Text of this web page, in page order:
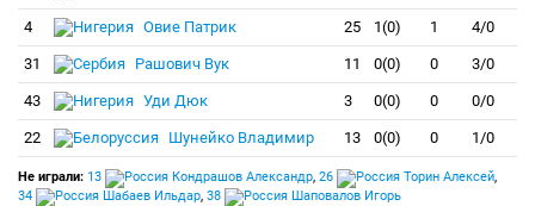
4 Овие Патрик 25 1(0) 1 4/0
31 Рашович Вук 11 0(0) 0 3/0
43 Уди Дюк 3 0(0) 0 0/0
22 Шунейко Владимир 13 0(0) 0 1/0
Не играли: 13 Кондрашов Александр, 26 Торин Алексей,
34
Шабаев Ильдар, 38 Шаповалов Игорь